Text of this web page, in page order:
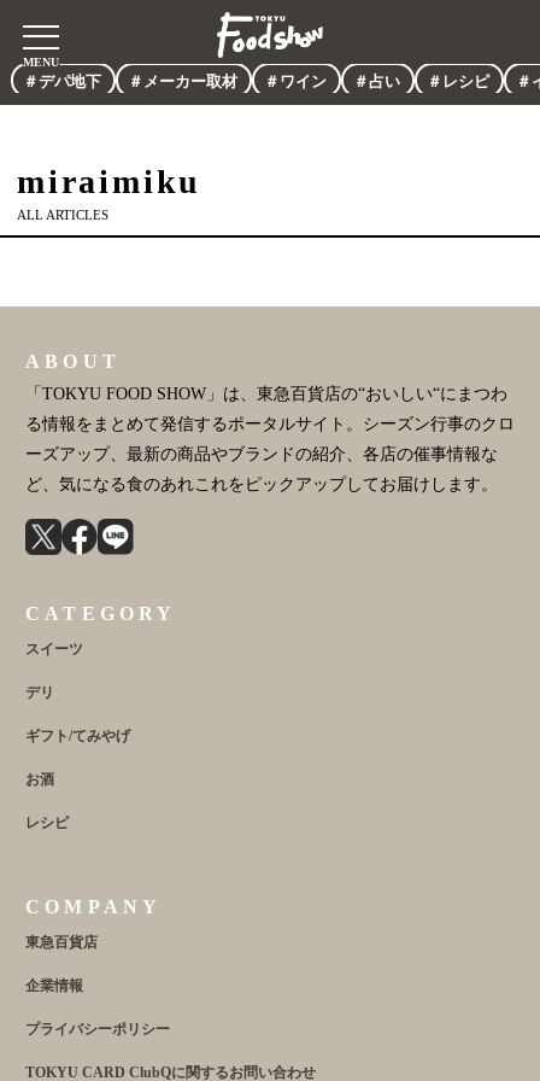
＃デパ地下 ＃メーカー取材 ＃ワイン ＃占い ＃レシピ ＃
miraimiku
ALL ARTICLES
ABOUT
「TOKYU FOOD SHOW」は、東急百貨店の“おいしい“にまつわ
る情報をまとめて発信するポータルサイト。シーズン行事のクロ
ーズアップ、最新の商品やブランドの紹介、各店の催事情報な
ど、気になる食のあれこれをピックアップしてお届けします。
CATEGORY
スイーツ
デリ
ギフト/てみやげ
お酒
レシピ
COMPANY
東急百貨店
企業情報
プライバシーポリシー
TOKYU CARD ClubQに関するお問い合わせ